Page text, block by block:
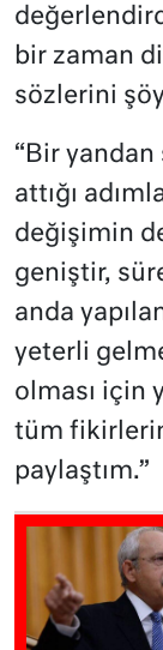
bir zaman
sözlerini
“Bir yandan
attığı
değişimin
geniştir,
anda
yeterli
olması için
tüm
paylaştım.”